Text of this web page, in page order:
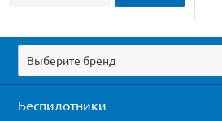
Выберите бренд
Беспилотники